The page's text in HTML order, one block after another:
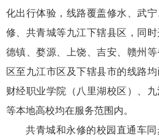
化出行体验，线路覆盖修水、武
修、共青城等九江下辖县区，同
德镇、婺源、上饶、吉安、赣州
区至九江市区及下辖县市的线路
财经职业学院（八里湖校区）、九
等本地高校均在服务范围内。
共青城和永修的校园直通车